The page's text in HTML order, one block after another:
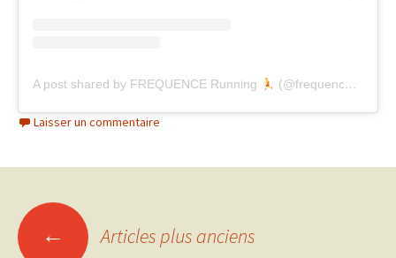
A post shared by FREQUENCE Running (@frequencerunning)
Laisser un commentaire
Navigation
← Articles plus anciens